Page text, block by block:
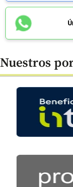
Nuestros